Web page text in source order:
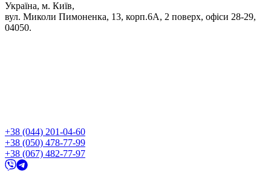
Україна, м. Київ,
вул. Миколи Пимоненка, 13, корп.6А, 2 поверх, офіси 28-29,
04050.
+38 (044) 201-04-60
+38 (050) 478-77-99
+38 (067) 482-77-97